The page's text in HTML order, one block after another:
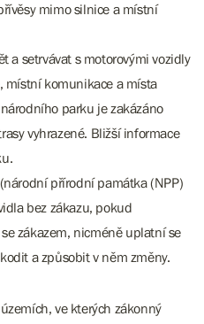
mimo silnice a místní
a setrvávat s motorovými vozidly
místní komunikace a místa
parku je zakázáno
vyhrazené. Bližší informace
(národní přírodní památka (NPP)
bez zákazu, pokud
zákazem, nicméně uplatní se
a způsobit v něm změny.
ve kterých zákonný